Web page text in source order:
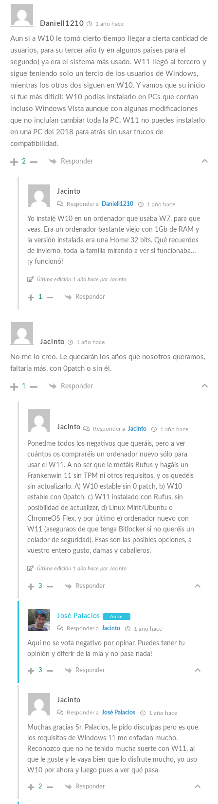
Daniell1210 1 año hace
Aun si a W10 le tomó cierto tiempo llegar a cierta cantidad de
usuarios, para su tercer año (y en algunos países para el
segundo) ya era el sistema más usado. W11 llegó al tercero y
sigue teniendo solo un tercio de los usuarios de Windows,
mientras los otros dos siguen en W10. Y vamos que su inicio
sí fue más difícil: W10 podías instalarlo en PCs que corrían
incluso Windows Vista aunque con algunas modificaciones
que no incluían cambiar toda la PC, W11 no puedes instalarlo
en una PC del 2018 para atrás sin usar trucos de
compatibilidad.
2 Responder
Jacinto
Responder a Daniell1210 1 año hace
Yo instalé W10 en un ordenador que usaba W7, para que
veas. Era un ordenador bastante viejo con 1Gb de RAM y
la versión instalada era una Home 32 bits. Qué recuerdos
de invierno, toda la familia mirando a ver si funcionaba…
¡y funcionó!
Última edición 1 año hace por Jacinto
1 Responder
Jacinto 1 año hace
No me lo creo. Le quedarán los años que nosotros queramos,
faltaría más, con 0patch o sin él.
1 Responder
Jacinto Responder a Jacinto 1 año hace
Ponedme todos los negativos que queráis, pero a ver
cuántos os compraréis un ordenador nuevo sólo para
usar el W11. A no ser que le metáis Rufus y hagáis un
Frankenwin 11 sin TPM ni otros requisitos, y os quedéis
sin actualizarlo. A) W10 estable sin 0 patch, b) W10
estable con 0patch, c) W11 instalado con Rufus, sin
posibilidad de actualizar, d) Linux Mint/Ubuntu o
ChromeOS Flex, y por último e) ordenador nuevo con
W11 (aseguraos de que tenga Bitlocker si no queréis un
colador de seguridad). Esas son las posibles opciones, a
vuestro entero gusto, damas y caballeros.
Última edición 1 año hace por Jacinto
3 Responder
José Palacios Autor
Responder a Jacinto 1 año hace
Aquí no se vota negativo por opinar. Puedes tener tu
opinión y diferir de la mía y no pasa nada!
3 Responder
Jacinto
Responder a José Palacios 1 año hace
Muchas gracias Sr. Palacios, le pido disculpas pero es que
los requisitos de Windows 11 me enfadan mucho.
Reconozco que no he tenido mucha suerte con W11, al
que le guste y le vaya bien que lo disfrute mucho, yo uso
W10 por ahora y luego pues a ver qué pasa.
2 Responder